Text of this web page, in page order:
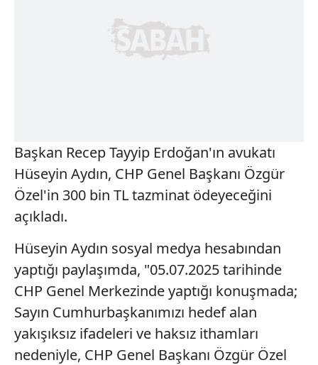
Başkan Recep Tayyip Erdoğan'ın avukatı
Hüseyin Aydın, CHP Genel Başkanı Özgür
Özel'in 300 bin TL tazminat ödeyeceğini
açıkladı.
Hüseyin Aydın sosyal medya hesabından
yaptığı paylaşımda, "05.07.2025 tarihinde
CHP Genel Merkezinde yaptığı konuşmada;
Sayın Cumhurbaşkanımızı hedef alan
yakışıksız ifadeleri ve haksız ithamları
nedeniyle, CHP Genel Başkanı Özgür Özel